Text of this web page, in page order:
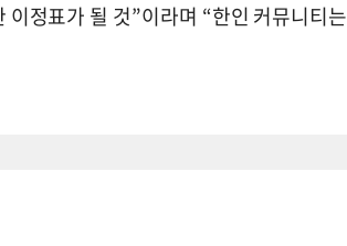
정표가 될 것”이라며 “한인 커뮤니티는